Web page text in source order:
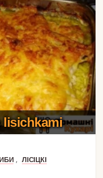
,
ЛІСІЦКІ